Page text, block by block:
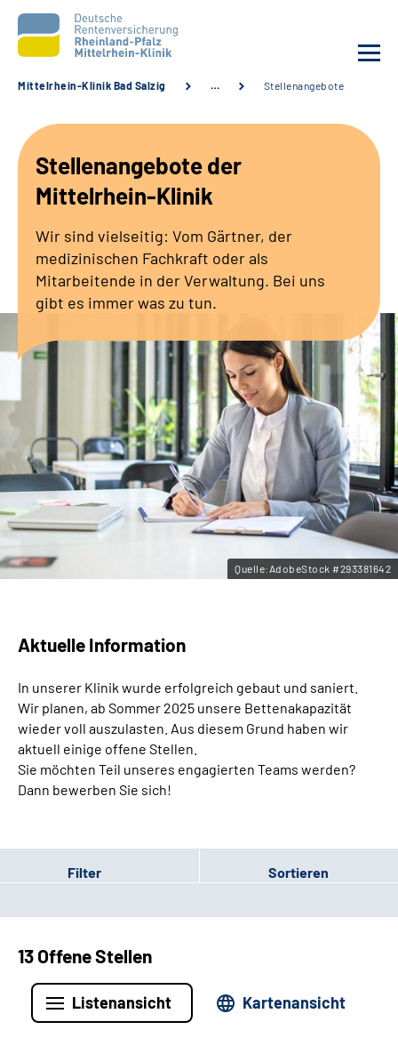
Unsere Angebote
Karriere
Zuweisende &
Leichte Sprache
Gebärdensprache
Mittelrhein-Klinik Bad Salzig … Stellenangebote
Stellenangebote der
Mittelrhein-Klinik
Wir sind vielseitig: Vom Gärtner, der
medizinischen Fachkraft oder als
Mitarbeitende in der Verwaltung. Bei uns
gibt es immer was zu tun.
Quelle:AdobeStock #293381642
Aktuelle Information
In unserer Klinik wurde erfolgreich gebaut und saniert.
Wir planen, ab Sommer 2025 unsere Bettenakapazität
wieder voll auszulasten. Aus diesem Grund haben wir
aktuell einige offene Stellen.
Sie möchten Teil unseres engagierten Teams werden?
Dann bewerben Sie sich!
Filter Sortieren
13 Offene Stellen
Listenansicht Kartenansicht